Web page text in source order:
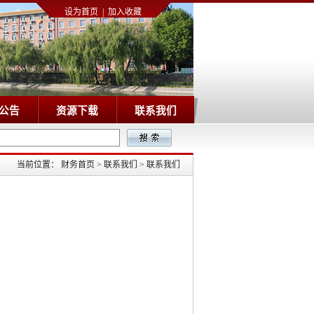
设为首页 加入收藏
告 资源下载 联系我们
当前位置： 财务首页 > 联系我们 > 联系我们